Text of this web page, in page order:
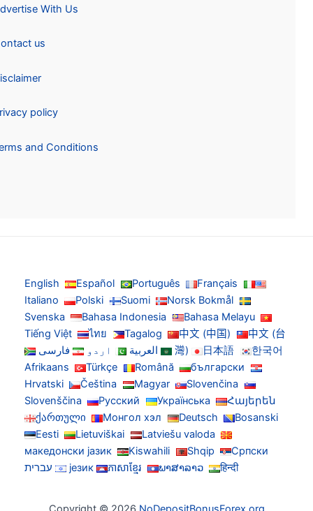
Advertise With Us
Contact us
Disclaimer
Privacy policy
Terms and Conditions
English Español Português
Français
Italiano
Polski Suomi
Norsk Bokmål
Svenska
Bahasa Indonesia
Bahasa Melayu
Tiếng Việt
ไทย Tagalog 中文 (中国)
中文 (台
灣)
日本語 한국어 العربية اردو
فارسی
Afrikaans
Türkçe Română
български
Hrvatski
Čeština Magyar
Slovenčina
Slovenščina
Русский Українська
Հայերեն
ქართული
Монгол хэл Deutsch
Bosanski
Eesti
Lietuviškai
Latviešu valoda
македонски јазик
Kiswahili Shqip
Српски
језик
ភាសាខ្មែរ ພາສາລາວ हिन्दी עברית